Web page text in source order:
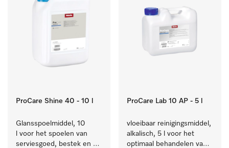
ProCare Shine 40 - 10 l
Glansspoelmiddel, 10
l voor het spoelen van
serviesgoed, bestek en
ProCare Lab 10 AP - 5 l
vloeibaar reinigingsmiddel,
alkalisch, 5 l voor het
optimaal behandelen van